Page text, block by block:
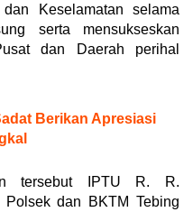
Keselamatan selama
serta mensukseskan
dan Daerah perihal
Berikan Apresiasi
tersebut IPTU R. R.
Polsek dan BKTM Tebing